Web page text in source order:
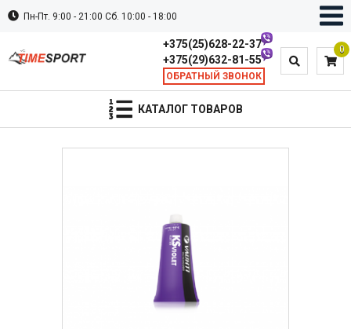
Пн-Пт. 9:00 - 21:00 Сб. 10:00 - 18:00
0
+375(25)628-22-37
+375(29)632-81-55
ОБРАТНЫЙ ЗВОНОК
КАТАЛОГ ТОВАРОВ